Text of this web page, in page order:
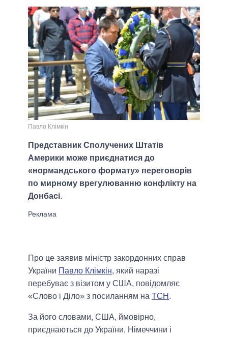
Павло Клімкін
Представник Сполучених Штатів
Америки може приєднатися до
«нормандського формату» переговорів
по мирному врегулюванню конфлікту на
Донбасі.
Про це заявив міністр закордонних справ
України Павло Клімкін, який наразі
перебуває з візитом у США, повідомляє
«Слово і Діло» з посиланням на ТСН .
За його словами, США, ймовірно,
приєднаються до України, Німеччини і